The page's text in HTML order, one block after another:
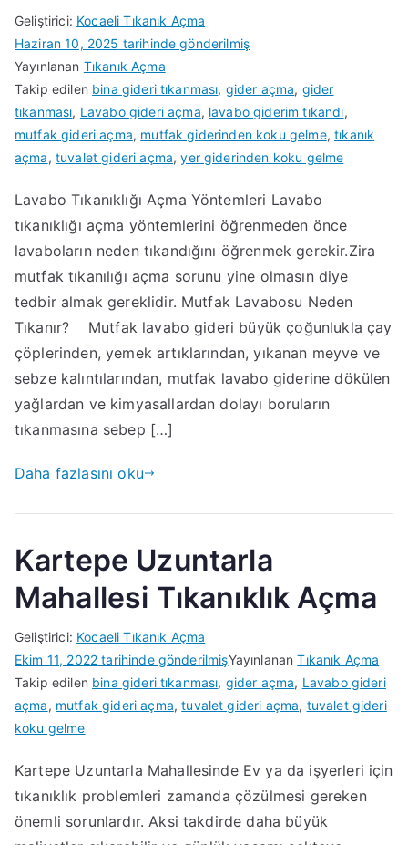
Geliştirici: Kocaeli Tıkanık Açma
Haziran 10, 2025 tarihinde gönderilmiş
Yayınlanan Tıkanık Açma
Takip edilen bina gideri tıkanması, gider açma, gider
tıkanması, Lavabo gideri açma, lavabo giderim tıkandı,
mutfak gideri açma, mutfak giderinden koku gelme,tıkanık
açma, tuvalet gideri açma,yer giderinden koku gelme
Lavabo Tıkanıklığı Açma Yöntemleri Lavabo
tıkanıklığı açma yöntemlerini öğrenmeden önce
lavaboların neden tıkandığını öğrenmek gerekir.Zira
mutfak tıkanılığı açma sorunu yine olmasın diye
tedbir almak gereklidir. Mutfak Lavabosu Neden
Tıkanır? Mutfak lavabo gideri büyük çoğunlukla çay
çöplerinden, yemek artıklarından, yıkanan meyve ve
sebze kalıntılarından, mutfak lavabo giderine dökülen
yağlardan ve kimyasallardan dolayı boruların
tıkanmasına sebep […]
Daha fazlasını oku
Kartepe Uzuntarla
Mahallesi Tıkanıklık Açma
Geliştirici: Kocaeli Tıkanık Açma
Ekim 11, 2022 tarihinde gönderilmişYayınlananTıkanık Açma
Takip edilen bina gideri tıkanması, gider açma, Lavabo gideri
açma, mutfak gideri açma,tuvalet gideri açma, tuvalet gideri
koku gelme
Kartepe Uzuntarla Mahallesinde Ev ya da işyerleri için
tıkanıklık problemleri zamanda çözülmesi gereken
önemli sorunlardır. Aksi takdirde daha büyük